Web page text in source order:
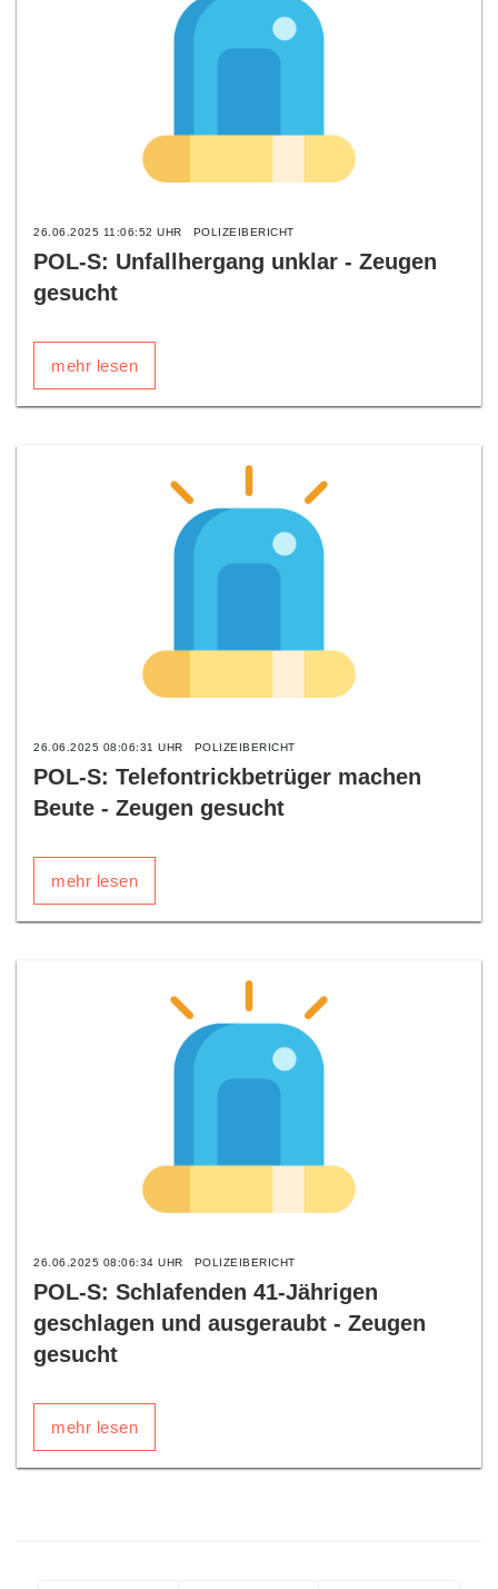
26.06.2025 11:06:52 UHR POLIZEIBERICHT
POL-S: Unfallhergang unklar - Zeugen
gesucht
mehr lesen
26.06.2025 08:06:31 UHR POLIZEIBERICHT
POL-S: Telefontrickbetrüger machen
Beute - Zeugen gesucht
mehr lesen
26.06.2025 08:06:34 UHR POLIZEIBERICHT
POL-S: Schlafenden 41-Jährigen
geschlagen und ausgeraubt - Zeugen
gesucht
mehr lesen